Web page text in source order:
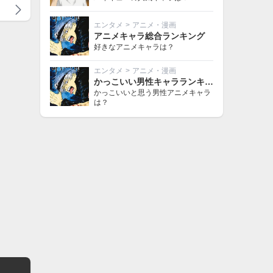
エンタメ > アニメ・漫画
アニメキャラ総合ランキング
好きなアニメキャラは？
エンタメ > アニメ・漫画
かっこいい男性キャラランキング
かっこいいと思う男性アニメキャラ
は？